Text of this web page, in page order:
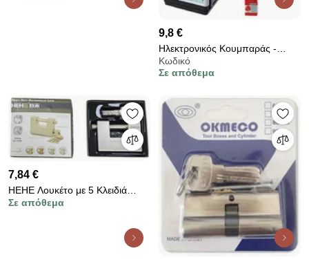
9,8 €
Ηλεκτρονικός Κουμπαράς -
Χρηματοκιβώτιο Με Κωδικό
Ασφαλείας - Number Bank
Κωδικό
Σε απόθεμα
7,84 €
HEHE Λουκέτο με 5 Κλειδιά
94mm - Heavy Duty
Σε απόθεμα